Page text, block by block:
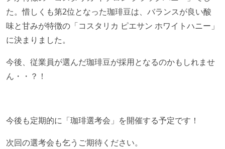
た。惜しくも第2位となった珈琲豆は、バランスが良い酸
味と甘みが特徴の「コスタリカ ピエサン ホワイトハニー」
に決まりました。
今後、従業員が選んだ珈琲豆が採用となるのかもしれませ
ん・・？！
今後も定期的に「珈琲選考会」を開催する予定です！
次回の選考会も乞うご期待ください。